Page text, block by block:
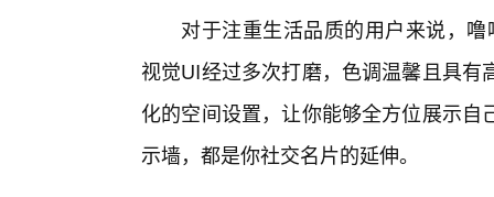
对于注重生活品质的用户来说，
视觉UI经过多次打磨，色调温馨且具
化的空间设置，让你能够全方位展示
示墙，都是你社交名片的延伸。